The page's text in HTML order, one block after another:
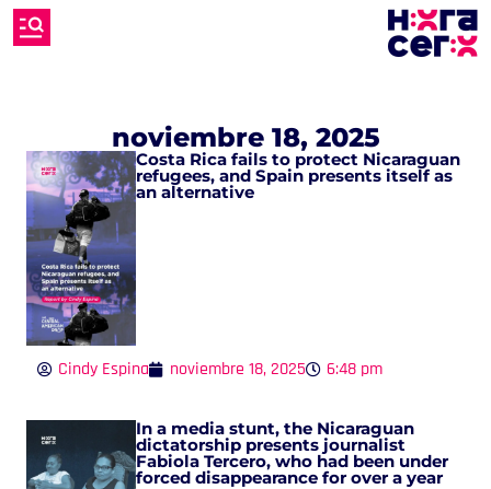
noviembre 18, 2025
Costa Rica fails to protect Nicaraguan
refugees, and Spain presents itself as
an alternative
Cindy Espina noviembre 18, 2025 6:48 pm
In a media stunt, the Nicaraguan
dictatorship presents journalist
Fabiola Tercero, who had been under
forced disappearance for over a year